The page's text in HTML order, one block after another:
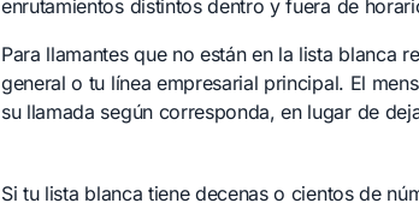
enrutamientos distintos dentro y fuera de
Para llamantes que no están en la lista blanca
general o tu línea empresarial principal. El
su llamada según corresponda, en lugar de
Si tu lista blanca tiene decenas o cientos de